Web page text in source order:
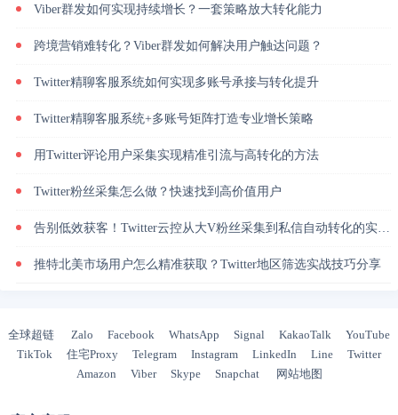
Viber群发如何实现持续增长？一套策略放大转化能力
跨境营销难转化？Viber群发如何解决用户触达问题？
Twitter精聊客服系统如何实现多账号承接与转化提升
Twitter精聊客服系统+多账号矩阵打造专业增长策略
用Twitter评论用户采集实现精准引流与高转化的方法
Twitter粉丝采集怎么做？快速找到高价值用户
告别低效获客！Twitter云控从大V粉丝采集到私信自动转化的实操闭环
推特北美市场用户怎么精准获取？Twitter地区筛选实战技巧分享
全球超链 Zalo Facebook WhatsApp Signal KakaoTalk
YouTube
TikTok
住宅Proxy Telegram Instagram LinkedIn Line
Twitter
Amazon
Viber Skype Snapchat 网站地图